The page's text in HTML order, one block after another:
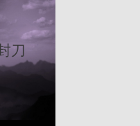
刀